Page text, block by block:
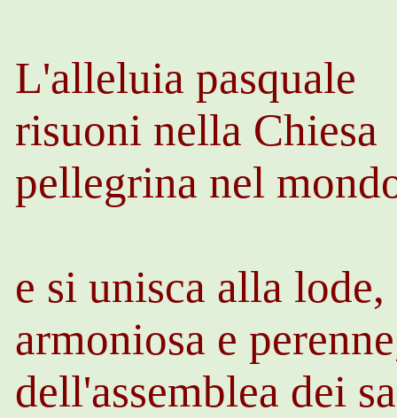
L'alleluia pasquale
risuoni nella Chiesa
pellegrina nel
e si unisca alla lode,
armoniosa e
dell'assemblea dei